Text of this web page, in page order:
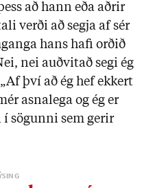
að hann eða aðrir
verði að segja af sér
hans hafi orðið
nei auðvitað segi ég
því að ég hef ekkert
asnalega og ég er
sögunni sem gerir